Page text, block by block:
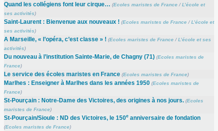
Quand les collégiens font leur cirque… (Ecoles maristes de France/L’école et
ses activités)
Saint-Laurent : Bienvenue aux nouveaux ! (Ecoles maristes de France/L’école et
ses activités)
A Marseille, « l’opéra, c’est classe » ! (Ecoles maristes de France/L’école et ses
activités)
Du nouveau à l’institution Sainte-Marie, de Chagny (71) (Ecoles maristes de
France)
Le service des écoles maristes en France (Ecoles maristes de France)
Marlhes : Enseigner à Marlhes dans les années 1950 (Ecoles maristes de
France)
St-Pourçain : Notre-Dame des Victoires, des origines à nos jours. (Ecoles
maristes de France)
St-Pourçain/Sioule : ND des Victoires, le 150eanniversaire de fondation
(Ecoles maristes de France)